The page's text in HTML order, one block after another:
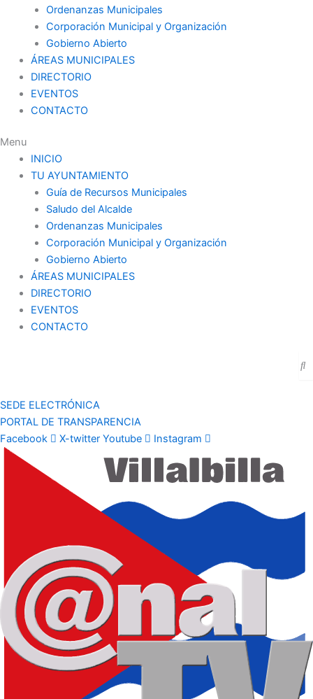
Ordenanzas Municipales
Corporación Municipal y Organización
Gobierno Abierto
ÁREAS MUNICIPALES
DIRECTORIO
EVENTOS
CONTACTO
Menu
INICIO
TU AYUNTAMIENTO
Guía de Recursos Municipales
Saludo del Alcalde
Ordenanzas Municipales
Corporación Municipal y Organización
Gobierno Abierto
ÁREAS MUNICIPALES
DIRECTORIO
EVENTOS
CONTACTO
SEDE ELECTRÓNICA
PORTAL DE TRANSPARENCIA
Facebook
X-twitter Youtube Instagram